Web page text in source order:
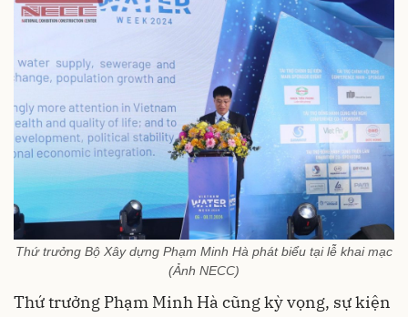
Thứ trưởng Bộ Xây dựng Phạm Minh Hà phát biểu tại lễ khai mạc
(Ảnh NECC)
Thứ trưởng Phạm Minh Hà cũng kỳ vọng, sự kiện